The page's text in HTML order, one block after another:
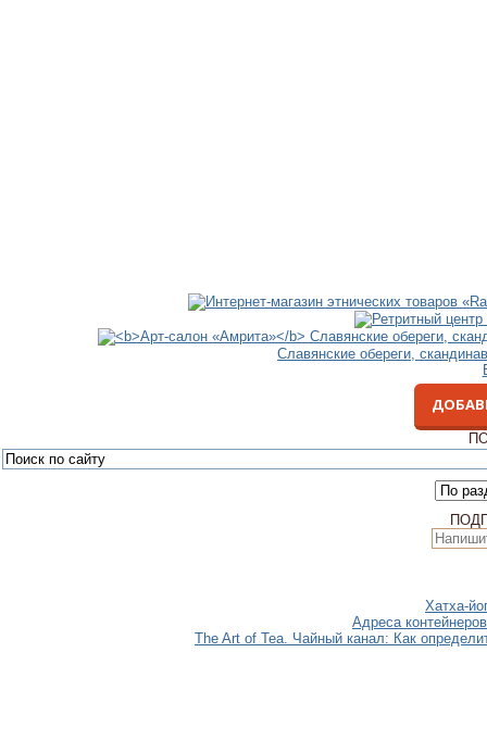
Славянские обереги,
Хатха-
Адреса
The Art of Tea. Чайный канал: Как